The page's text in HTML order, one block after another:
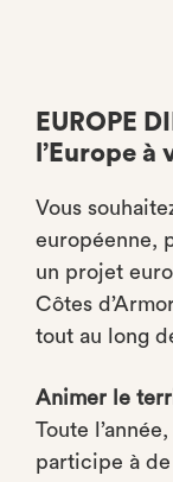
EUROPE
l’Europe
Vous
européenne,
un projet
Côtes
tout au long
Animer le
Toute
participe à